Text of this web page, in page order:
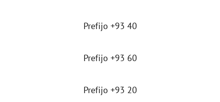
Prefijo +93 40
Prefijo +93 60
Prefijo +93 20